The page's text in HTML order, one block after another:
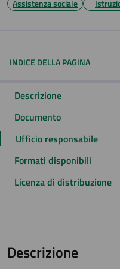
Assistenza sociale
INDICE DELLA PAGINA
Descrizione
Documento
Ufficio responsabile
Formati disponibili
Licenza di distribuzione
Descrizione